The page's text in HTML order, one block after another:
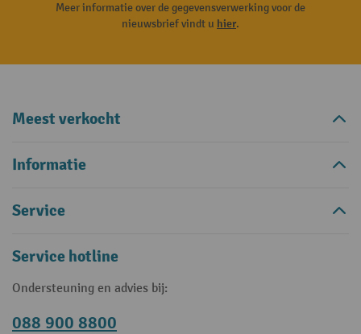
Meer informatie over de gegevensverwerking voor de
nieuwsbrief vindt u hier.
Meest verkocht
Informatie
Service
Service hotline
Ondersteuning en advies bij:
088 900 8800